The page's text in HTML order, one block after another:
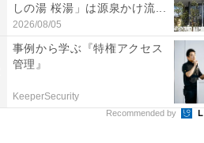
しの湯 桜湯」は源泉かけ流...
2026/08/05
事例から学ぶ『特権アクセス
管理』
KeeperSecurity
Recommended by